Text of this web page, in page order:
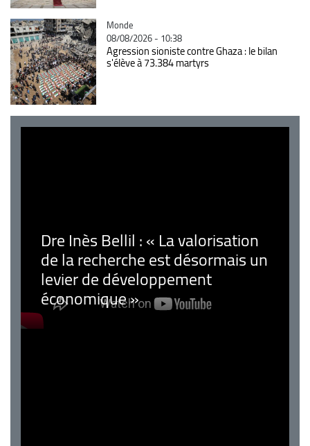
Catégorie
Monde
08/08/2026 - 10:38
Agression sioniste contre Ghaza : le bilan
s'élève à 73.384 martyrs
Dre Inès Bellil : « La valorisation
de la recherche est désormais un
levier de développement
économique »